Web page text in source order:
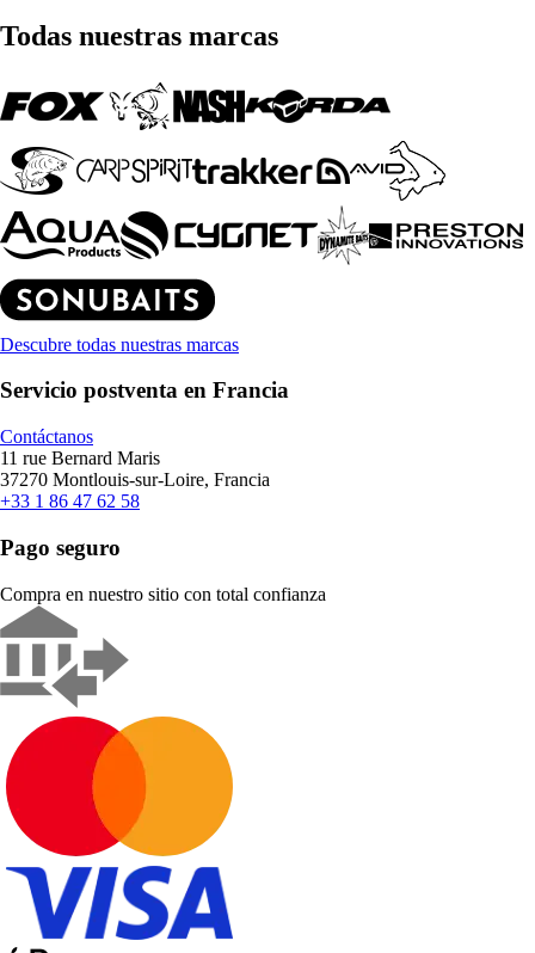
Todas nuestras marcas
Descubre todas nuestras marcas
Servicio postventa en Francia
Contáctanos
11 rue Bernard Maris
37270 Montlouis-sur-Loire, Francia
+33 1 86 47 62 58
Pago seguro
Compra en nuestro sitio con total confianza